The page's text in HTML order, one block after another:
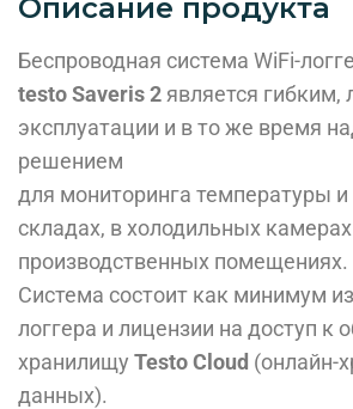
Описание продукта
Беспроводная система WiFi-
testo Saveris 2 является гибким,
эксплуатации и в то же время
решением
для мониторинга температуры
складах, в холодильных
производственных помещениях.
Система состоит как минимум
логгера и лицензии на доступ к
хранилищу Testo Cloud (онлайн-
данных).